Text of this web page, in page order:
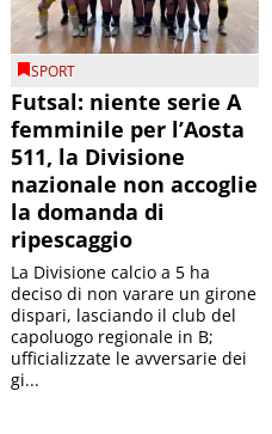
SPORT
Futsal: niente serie A
femminile per l’Aosta
511, la Divisione
nazionale non accoglie
la domanda di
ripescaggio
La Divisione calcio a 5 ha
deciso di non varare un girone
dispari, lasciando il club del
capoluogo regionale in B;
ufficializzate le avversarie dei
gi...